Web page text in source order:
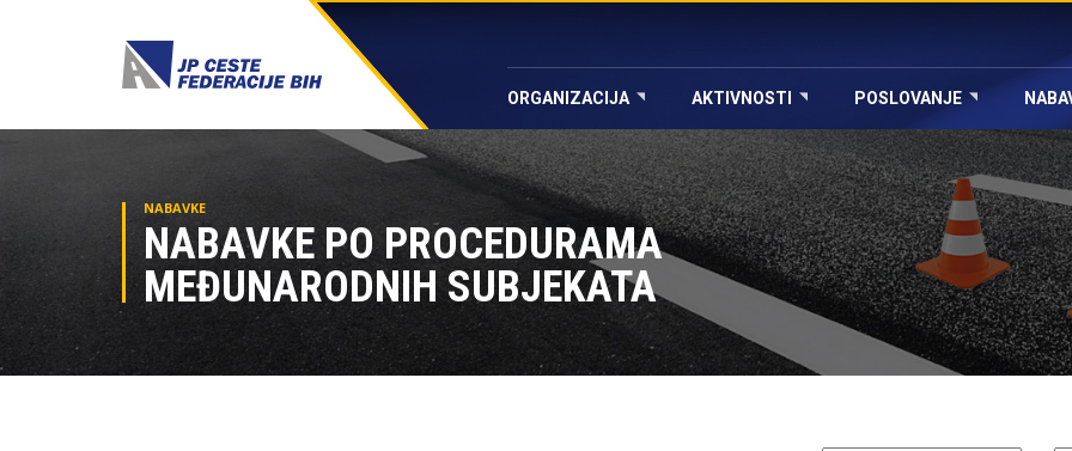
ORGANIZACIJA AKTIVNOSTI POSLOVANJE
NABAVKE
NABAVKE PO PROCEDURAMA
MEĐUNARODNIH SUBJEKATA